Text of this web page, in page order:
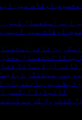
اوقات میں
ایپ استعمال کیوں
اوقات میں ایپس
اسکرین ٹائم
ایپ کا استعمال
ٹائم آن ڈیمانڈ
سیٹنگز
رابطے پر پابندیاں
گائیڈیڈ ایکسس
کنٹرول کرنے